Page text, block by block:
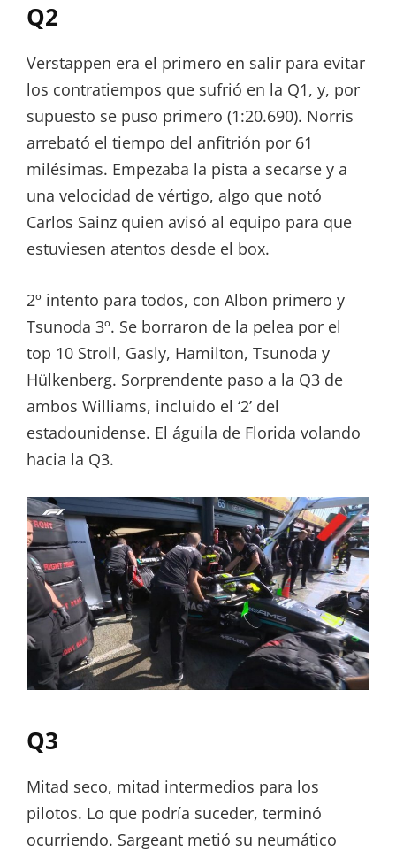
Q2
Verstappen era el primero en salir para evitar
los contratiempos que sufrió en la Q1, y, por
supuesto se puso primero (1:20.690). Norris
arrebató el tiempo del anfitrión por 61
milésimas. Empezaba la pista a secarse y a
una velocidad de vértigo, algo que notó
Carlos Sainz quien avisó al equipo para que
estuviesen atentos desde el box.
2º intento para todos, con Albon primero y
Tsunoda 3º. Se borraron de la pelea por el
top 10 Stroll, Gasly, Hamilton, Tsunoda y
Hülkenberg. Sorprendente paso a la Q3 de
ambos Williams, incluido el ‘2’ del
estadounidense. El águila de Florida volando
hacia la Q3.
Q3
Mitad seco, mitad intermedios para los
pilotos. Lo que podría suceder, terminó
ocurriendo. Sargeant metió su neumático